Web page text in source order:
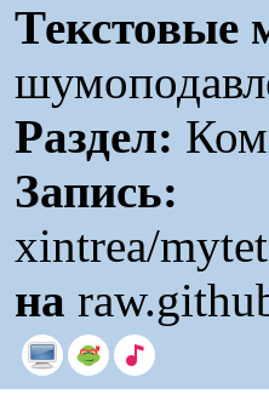
Текстовые
Раздел:
Запись:
xintrea/
на